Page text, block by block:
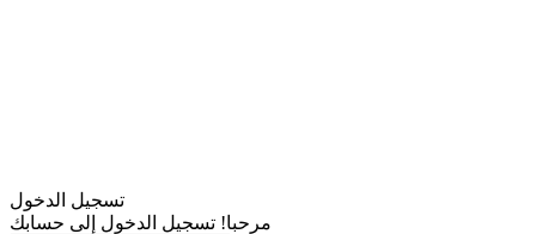
تسجيل الدخول
مرحبا! تسجيل الدخول إلى حسابك